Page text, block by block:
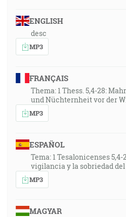
ENGLISH
desc
MP3
FRANÇAIS
Thema: 1 Thess. 5,4-28:
und Nüchternheit vor der
MP3
ESPAÑOL
Tema: 1 Tesalonicenses
vigilancia y la sobriedad
MP3
MAGYAR